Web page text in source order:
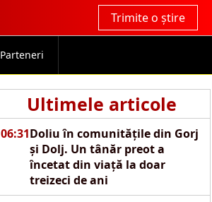
Trimite o știre
Parteneri
Ultimele articole
06:31Doliu în comunitățile din Gorj
și Dolj. Un tânăr preot a
încetat din viață la doar
treizeci de ani